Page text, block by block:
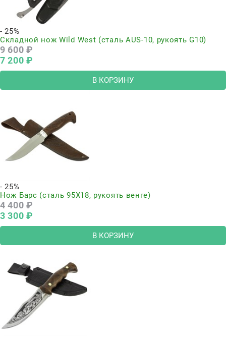
- 25%
Складной нож Wild West (сталь AUS-10, рукоять G10)
9 600 ₽
7 200 ₽
В КОРЗИНУ
- 25%
Нож Барс (сталь 95Х18, рукоять венге)
4 400 ₽
3 300 ₽
В КОРЗИНУ